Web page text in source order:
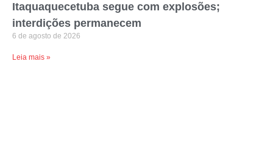
Itaquaquecetuba segue com explosões;
interdições permanecem
6 de agosto de 2026
Leia mais »